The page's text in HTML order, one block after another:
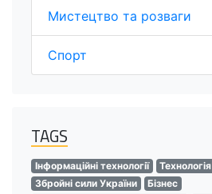
Мистецтво та розваги
Спорт
TAGS
Інформаційні технології Технологія
Збройні сили України
Бізнес